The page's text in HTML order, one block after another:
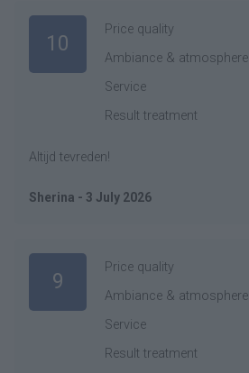
10
Price quality
Ambiance & atmosphere
Service
Result treatment
Altijd tevreden!
Sherina - 3 July 2026
9
Price quality
Ambiance & atmosphere
Service
Result treatment